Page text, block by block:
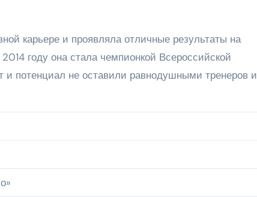
карьере и проявляла отличные результаты на
году она стала чемпионкой Всероссийской
и потенциал не оставили равнодушными тренеров и